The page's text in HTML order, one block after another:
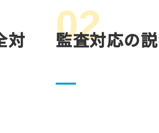
対
02
監査対応の